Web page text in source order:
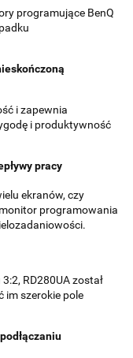
programujące BenQ
i zapewnia
i produktywność
pracy
ekranów, czy
programowania
RD280UA został
im szerokie pole